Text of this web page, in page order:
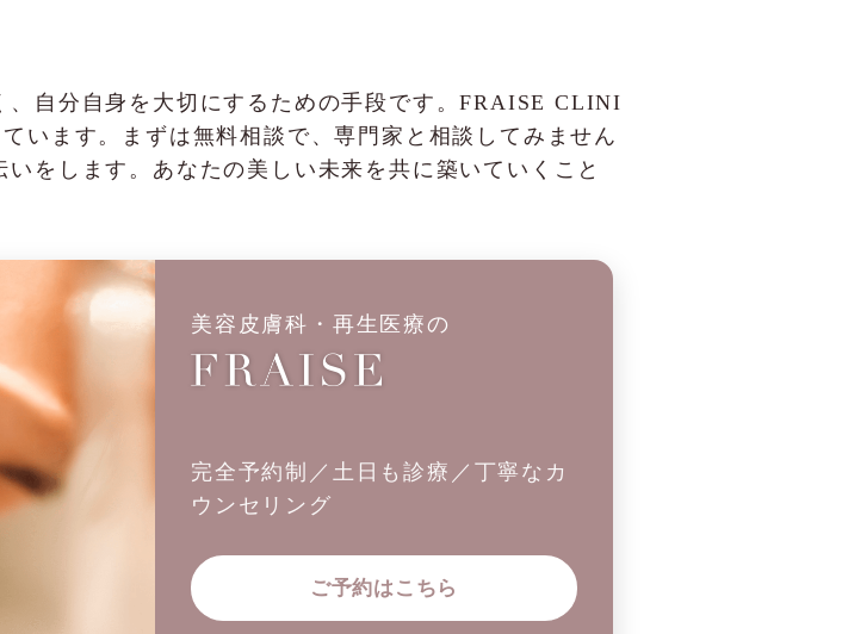
自分自身を大切にするための手段です。FRAISE CLINI
います。まずは無料相談で、専門家と相談してみません
をします。あなたの美しい未来を共に築いていくこと
美容皮膚科・再生医療の
完全予約制／土日も診療／丁寧なカ
ウンセリング
ご予約はこちら